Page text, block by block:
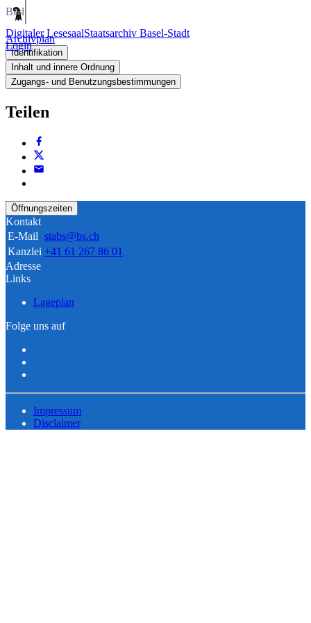
Digitaler LesesaalStaatsarchiv Basel-Stadt
Login
Bild
Archivplan
Identifikation
Inhalt und innere Ordnung
Zugangs- und Benutzungsbestimmungen
Teilen
Öffnungszeiten
Kontakt
E-Mail stabs@bs.ch
Kanzlei +41 61 267 86 01
Adresse
Links
Lageplan
Folge uns auf
Impressum
Disclaimer